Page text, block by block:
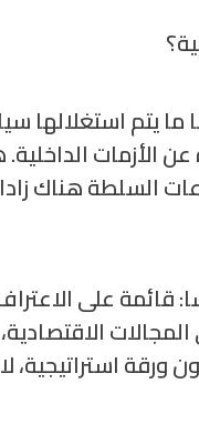
يتم استغلالها
الأزمات
السلطة هناك
على الاعتراف
ورقة استراتيجية،